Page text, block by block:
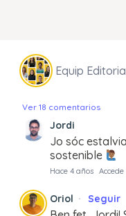
Equip
Ver 18 comentarios
Jordi
Jo sóc
sostenible
Hace 4 años
Oriol Seguir